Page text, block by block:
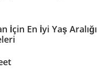
İçin En İyi Yaş Aralığı